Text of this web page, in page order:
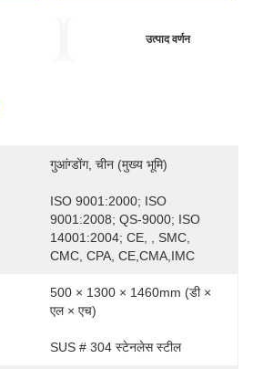
उत्पाद वर्णन
गुआंग्डोंग, चीन (मुख्य भूमि)
ISO 9001:2000; ISO
9001:2008; QS-9000; ISO
14001:2004; CE, , SMC,
CMC, CPA, CE,CMA,IMC
500 × 1300 × 1460mm (डी ×
एल × एच)
SUS # 304 स्टेनलेस स्टील